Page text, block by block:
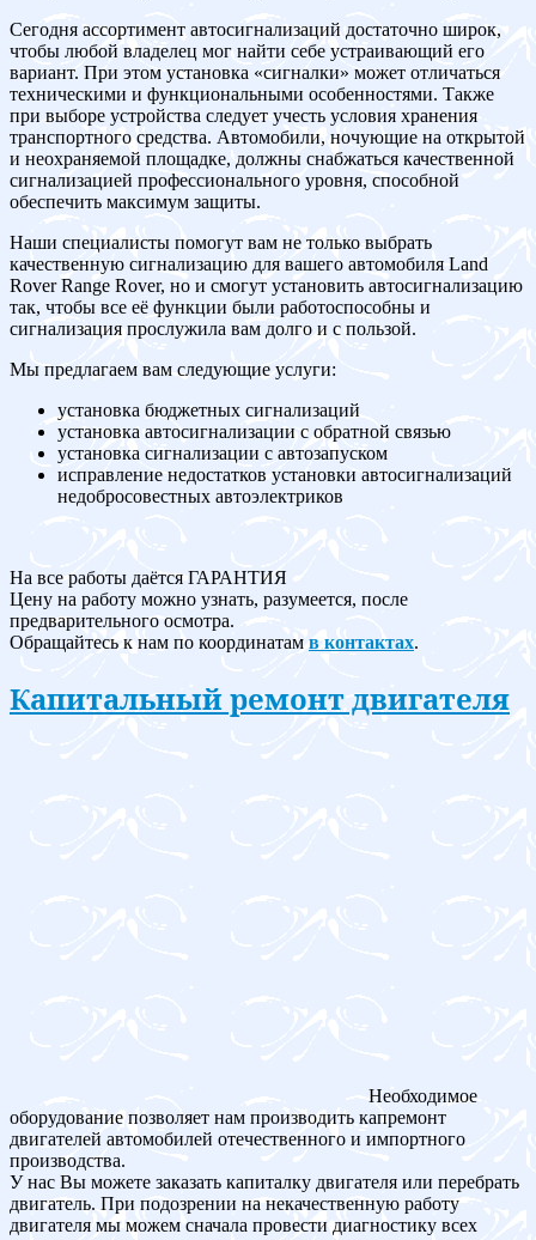
Сегодня ассортимент автосигнализаций достаточно широк,
чтобы любой владелец мог найти себе устраивающий его
вариант. При этом установка «сигналки» может отличаться
техническими и функциональными особенностями. Также
при выборе устройства следует учесть условия хранения
транспортного средства. Автомобили, ночующие на открытой
и неохраняемой площадке, должны снабжаться качественной
сигнализацией профессионального уровня, способной
обеспечить максимум защиты.
Наши специалисты помогут вам не только выбрать
качественную сигнализацию для вашего автомобиля Land
Rover Range Rover, но и смогут установить автосигнализацию
так, чтобы все её функции были работоспособны и
сигнализация прослужила вам долго и с пользой.
Мы предлагаем вам следующие услуги:
установка бюджетных сигнализаций
установка автосигнализации с обратной связью
установка сигнализации с автозапуском
исправление недостатков установки автосигнализаций
недобросовестных автоэлектриков
На все работы даётся ГАРАНТИЯ
Цену на работу можно узнать, разумеется, после
предварительного осмотра.
Обращайтесь к нам по координатам в контактах.
Капитальный ремонт двигателя
Необходимое
оборудование позволяет нам производить капремонт
двигателей автомобилей отечественного и импортного
производства.
У нас Вы можете заказать капиталку двигателя или перебрать
двигатель. При подозрении на некачественную работу
двигателя мы можем сначала провести диагностику всех